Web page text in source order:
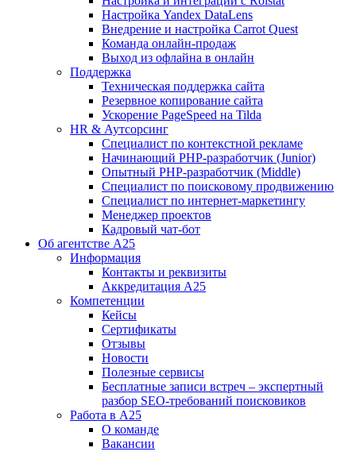
Настройка Yandex DataLens
Внедрение и настройка Carrot Quest
Команда онлайн-продаж
Выход из офлайна в онлайн
Поддержка
Техническая поддержка сайта
Резервное копирование сайта
Ускорение PageSpeed на Tilda
HR & Аутсорсинг
Специалист по контекстной рекламе
Начинающий PHP-разработчик (Junior)
Опытный PHP-разработчик (Middle)
Специалист по поисковому продвижению
Специалист по интернет-маркетингу
Менеджер проектов
Кадровый чат-бот
Об агентстве А25
Информация
Контакты и реквизиты
Аккредитация А25
Компетенции
Кейсы
Сертификаты
Отзывы
Новости
Полезные сервисы
Бесплатные записи встреч – экспертный
разбор SEO-требований поисковиков
Работа в А25
О команде
Вакансии